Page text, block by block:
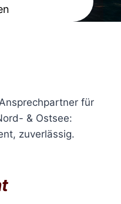
für
& Ostsee:
zuverlässig.